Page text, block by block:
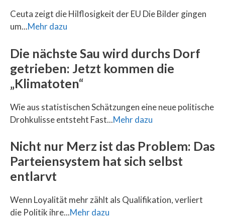
Ceuta zeigt die Hilflosigkeit der EU Die Bilder gingen
um...Mehr dazu
Die nächste Sau wird durchs Dorf
getrieben: Jetzt kommen die
„Klimatoten“
Wie aus statistischen Schätzungen eine neue politische
Drohkulisse entsteht Fast...Mehr dazu
Nicht nur Merz ist das Problem: Das
Parteiensystem hat sich selbst
entlarvt
Wenn Loyalität mehr zählt als Qualifikation, verliert
die Politik ihre...Mehr dazu